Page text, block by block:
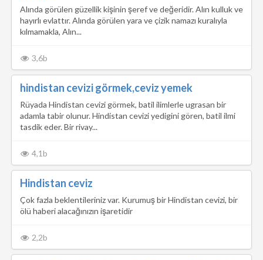
Alında görülen güzellik kişinin şeref ve değeridir. Alın kulluk ve
hayırlı evlattır. Alında görülen yara ve çizik namazı kuralıyla
kılmamakla, Alın...
3,6b
hindistan cevizi görmek,ceviz yemek
Rüyada Hindistan cevizi görmek, batil ilimlerle ugrasan bir
adamla tabir olunur. Hindistan cevizi yedigini gören, batil ilmi
tasdik eder. Bir rivay...
4,1b
Hindistan ceviz
Çok fazla beklentileriniz var. Kurumuş bir Hindistan cevizi, bir
ölü haberi alacağınızın işaretidir
2,2b